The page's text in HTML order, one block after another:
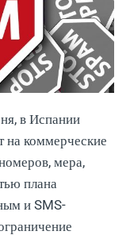
в Испании
на коммерческие
мера,
плана
и SMS-